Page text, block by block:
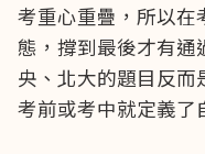
考重心重疊，所以在
態，撐到最後才有通
央、北大的題目反
考前或考中就定義了